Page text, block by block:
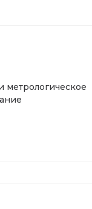
метрологическое